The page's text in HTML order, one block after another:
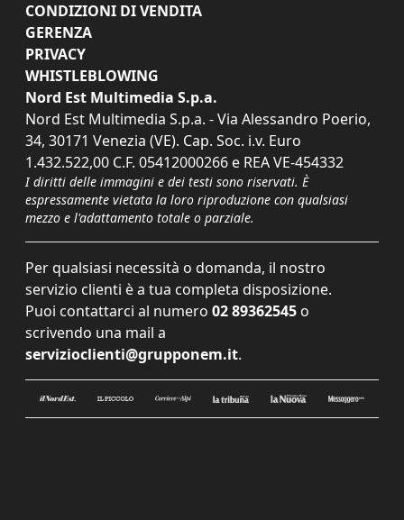
CONDIZIONI DI VENDITA
GERENZA
PRIVACY
WHISTLEBLOWING
Nord Est Multimedia S.p.a.
Nord Est Multimedia S.p.a. - Via Alessandro Poerio,
34, 30171 Venezia (VE). Cap. Soc. i.v. Euro
1.432.522,00 C.F. 05412000266 e REA VE-454332
I diritti delle immagini e dei testi sono riservati. È
espressamente vietata la loro riproduzione con qualsiasi
mezzo e l'adattamento totale o parziale.
Per qualsiasi necessità o domanda, il nostro
servizio clienti è a tua completa disposizione.
Puoi contattarci al numero 02 89362545 o
scrivendo una mail a
servizioclienti@grupponem.it.